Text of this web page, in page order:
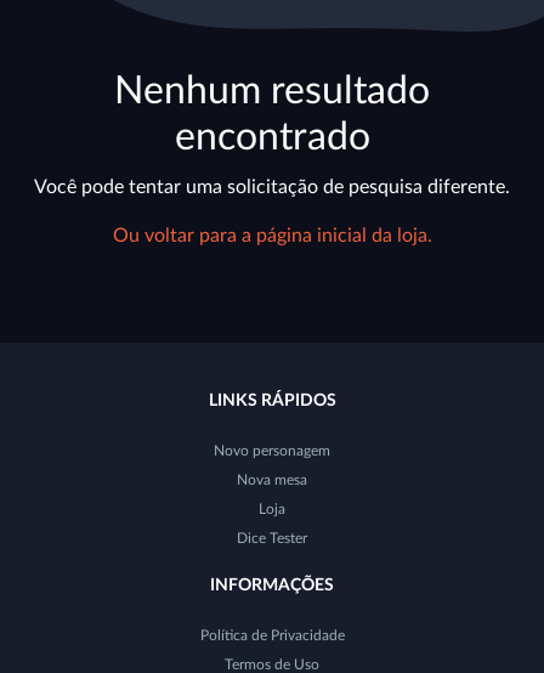
Nenhum resultado
encontrado
Você pode tentar uma solicitação de pesquisa diferente.
Ou voltar para a página inicial da loja.
LINKS RÁPIDOS
Novo personagem
Nova mesa
Loja
Dice Tester
INFORMAÇÕES
Política de Privacidade
Termos de Uso